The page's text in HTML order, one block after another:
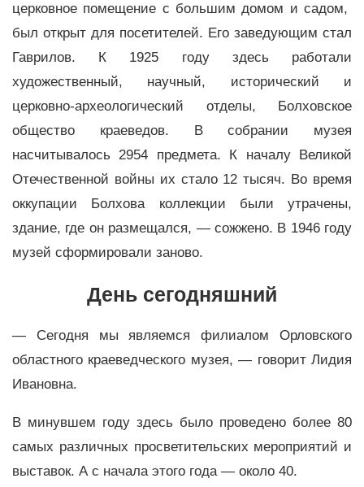
церковное помещение с большим домом и садом,
был открыт для посетителей. Его заведующим стал
Гаврилов. К 1925 году здесь работали
художественный, научный, исторический и
церковно-археологический отделы, Болховское
общество краеведов. В собрании музея
насчитывалось 2954 предмета. К началу Великой
Отечественной войны их стало 12 тысяч. Во время
оккупации Болхова коллекции были утрачены,
здание, где он размещался, — сожжено. В 1946 году
музей сформировали заново.
День сегодняшний
— Сегодня мы являемся филиалом Орловского
областного краеведческого музея, — говорит Лидия
Ивановна.
В минувшем году здесь было проведено более 80
самых различных просветительских мероприятий и
выставок. А с начала этого года — около 40.